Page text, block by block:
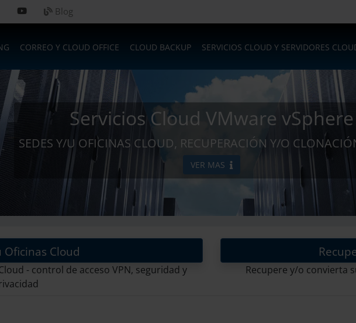
Blog
CORREO Y CLOUD OFFICE CLOUD BACKUP SERVICIOS CLOUD Y SERVIDORES
Servicios Cloud VMware vSphere
SEDES Y/U OFICINAS CLOUD, RECUPERACIÓN Y/O
VER MAS
Oficinas Cloud
- control de acceso VPN, seguridad y
Recupere y/o convierta